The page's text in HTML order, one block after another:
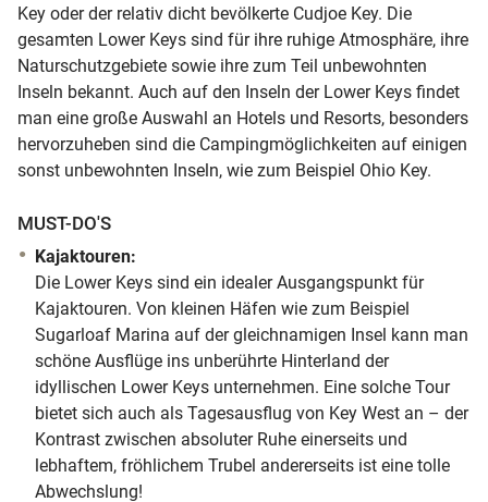
Key oder der relativ dicht bevölkerte Cudjoe Key. Die
gesamten Lower Keys sind für ihre ruhige Atmosphäre, ihre
Naturschutzgebiete sowie ihre zum Teil unbewohnten
Inseln bekannt. Auch auf den Inseln der Lower Keys findet
man eine große Auswahl an Hotels und Resorts, besonders
hervorzuheben sind die Campingmöglichkeiten auf einigen
sonst unbewohnten Inseln, wie zum Beispiel Ohio Key.
MUST-DO'S
Kajaktouren:
Die Lower Keys sind ein idealer Ausgangspunkt für
Kajaktouren. Von kleinen Häfen wie zum Beispiel
Sugarloaf Marina auf der gleichnamigen Insel kann man
schöne Ausflüge ins unberührte Hinterland der
idyllischen Lower Keys unternehmen. Eine solche Tour
bietet sich auch als Tagesausflug von Key West an – der
Kontrast zwischen absoluter Ruhe einerseits und
lebhaftem, fröhlichem Trubel andererseits ist eine tolle
Abwechslung!